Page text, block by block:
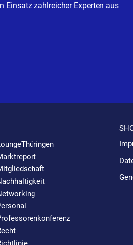
Einsatz zahlreicher Experten aus